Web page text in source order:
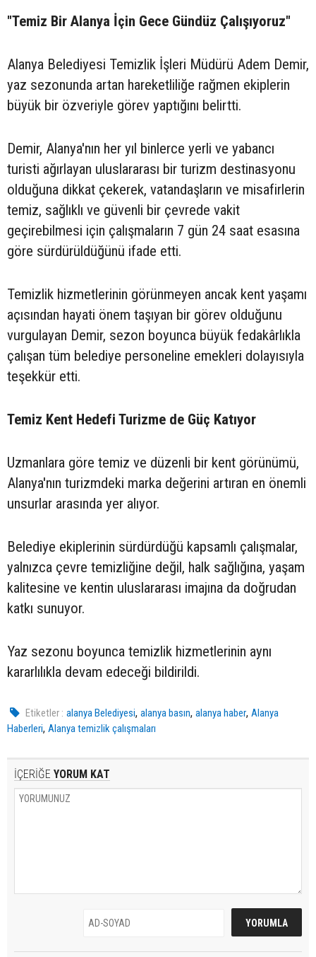
"Temiz Bir Alanya İçin Gece Gündüz Çalışıyoruz"
Alanya Belediyesi Temizlik İşleri Müdürü Adem Demir,
yaz sezonunda artan hareketliliğe rağmen ekiplerin
büyük bir özveriyle görev yaptığını belirtti.
Demir, Alanya'nın her yıl binlerce yerli ve yabancı
turisti ağırlayan uluslararası bir turizm destinasyonu
olduğuna dikkat çekerek, vatandaşların ve misafirlerin
temiz, sağlıklı ve güvenli bir çevrede vakit
geçirebilmesi için çalışmaların 7 gün 24 saat esasına
göre sürdürüldüğünü ifade etti.
Temizlik hizmetlerinin görünmeyen ancak kent yaşamı
açısından hayati önem taşıyan bir görev olduğunu
vurgulayan Demir, sezon boyunca büyük fedakârlıkla
çalışan tüm belediye personeline emekleri dolayısıyla
teşekkür etti.
Temiz Kent Hedefi Turizme de Güç Katıyor
Uzmanlara göre temiz ve düzenli bir kent görünümü,
Alanya'nın turizmdeki marka değerini artıran en önemli
unsurlar arasında yer alıyor.
Belediye ekiplerinin sürdürdüğü kapsamlı çalışmalar,
yalnızca çevre temizliğine değil, halk sağlığına, yaşam
kalitesine ve kentin uluslararası imajına da doğrudan
katkı sunuyor.
Yaz sezonu boyunca temizlik hizmetlerinin aynı
kararlılıkla devam edeceği bildirildi.
Etiketler : alanya Belediyesi,alanya basın,alanya haber,Alanya
Haberleri, Alanya temizlik çalışmaları
İÇERİĞE YORUM KAT